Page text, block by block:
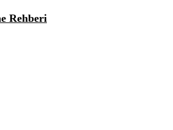
Rehberi